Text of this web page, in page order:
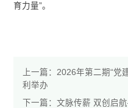
育力量”。
上一篇：2026年第二期“党
利举办
下一篇：文脉传薪 双创启